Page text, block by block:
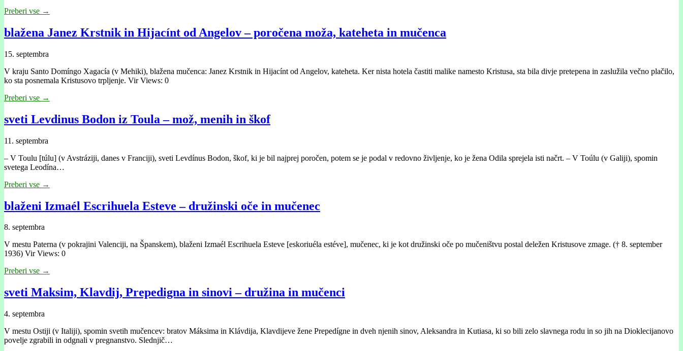
Preberi vse →
blažena Janez Krstnik in Hijacínt od Angelov – poročena moža, kateheta in mučenca
15. septembra
V kraju Santo Domíngo Xagacía (v Mehiki), blažena mučenca: Janez Krstnik in Hijacínt od Angelov, kateheta. Ker nista hotela častiti malike namesto Kristusa, sta bila divje pretepena in zaslužila večno plačilo,
ko sta posnemala Kristusovo trpljenje. Vir Views: 0
Preberi vse →
sveti Levdinus Bodon iz Toula – mož, menih in škof
11. septembra
– V Toulu [túlu] (v Avstráziji, danes v Franciji), sveti Levdínus Bodon, škof, ki je bil najprej poročen, potem se je podal v redovno življenje, ko je žena Odila sprejela isti načrt. – V Toúlu (v Galiji), spomin
svetega Leodína…
Preberi vse →
blaženi Izmaél Escrihuela Esteve – družinski oče in mučenec
8. septembra
V mestu Paterna (v pokrajini Valenciji, na Španskem), blaženi Izmaél Escrihuela Esteve [eskoriuéla estéve], mučenec, ki je kot družinski oče po mučeništvu postal deležen Kristusove zmage. († 8. september
1936) Vir Views: 0
Preberi vse →
sveti Maksim, Klavdij, Prepedigna in sinovi – družina in mučenci
4. septembra
V mestu Ostiji (v Italiji), spomin svetih mučencev: bratov Máksima in Klávdija, Klavdijeve žene Prepedígne in dveh njenih sinov, Aleksandra in Kutiasa, ki so bili zelo slavnega rodu in so jih na Dioklecijanovo
povelje zgrabili in odgnali v pregnanstvo. Slednjič…